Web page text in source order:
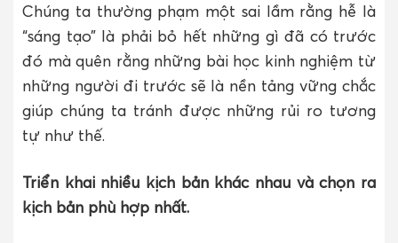
Chúng ta thường phạm một sai lầm rằng hễ là
“sáng tạo” là phải bỏ hết những gì đã có trước
đó mà quên rằng những bài học kinh nghiệm từ
những người đi trước sẽ là nền tảng vững chắc
giúp chúng ta tránh được những rủi ro tương
tự như thế.
Triển khai nhiều kịch bản khác nhau và chọn ra
kịch bản phù hợp nhất.